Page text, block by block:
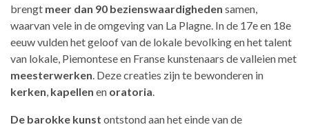
brengt meer dan 90 bezienswaardigheden samen,
waarvan vele in de omgeving van La Plagne. In de 17e en 18e
eeuw vulden het geloof van de lokale bevolking en het talent
van lokale, Piemontese en Franse kunstenaars de valleien met
meesterwerken. Deze creaties zijn te bewonderen in
kerken, kapellen en oratoria.
De barokke kunst ontstond aan het einde van de